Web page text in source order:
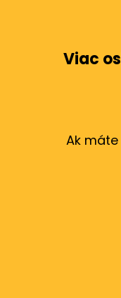
Viac
Ak